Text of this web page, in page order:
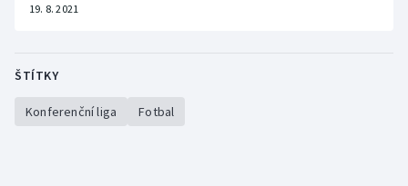
19. 8. 2021
ŠTÍTKY
Konferenční liga Fotbal